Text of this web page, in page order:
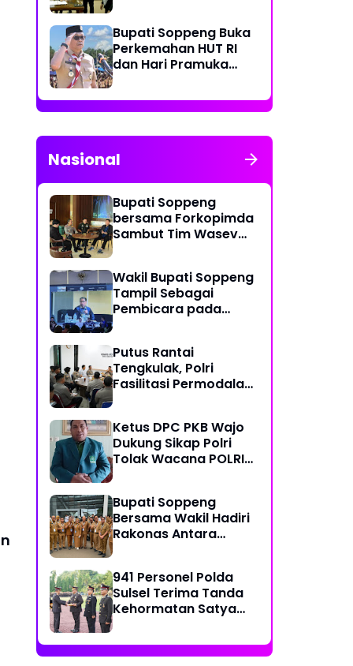
Bupati Soppeng Buka
Perkemahan HUT RI
dan Hari Pramuka
Jambore Nasional XII
Nasional
Bupati Soppeng
bersama Forkopimda
Sambut Tim Wasev
Darat
Wakil Bupati Soppeng
Tampil Sebagai
Pembicara pada
Indonesia (ADEKSI) di
Kota Batam
Putus Rantai
Tengkulak, Polri
Fasilitasi Permodalan
Jagung
Ketus DPC PKB Wajo
Dukung Sikap Polri
Tolak Wacana POLRI
Bupati Soppeng
Bersama Wakil Hadiri
Rakonas Antara
Menyelaraskan
Kebijakan
941 Personel Polda
Sulsel Terima Tanda
Kehormatan Satya